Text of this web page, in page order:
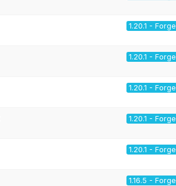
1.20.1 - Forge
1.20.1 - Forge
1.20.1 - Forge
1.20.1 - Forge
1.20.1 - Forge
1.16.5 - Forge